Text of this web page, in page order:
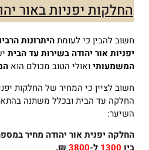
החלקות יפניות באור
חשוב להבין כי לעומתהיתרונות
יפניות אור יהודה בשירות עד הבית
המשמעותיואולי הטוב מכולם הוא
חשוב לציין כי המחיר של החלקות
החלקה עד הבית ובכלל משתנה
השיער:
החלקה יפנית אור יהודה מחיר